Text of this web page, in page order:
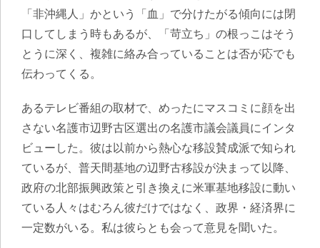
「非沖縄人」かという「血」で分けたがる傾向には閉
口してしまう時もあるが、「苛立ち」の根っこはそう
とうに深く、複雑に絡み合っていることは否が応でも
伝わってくる。
あるテレビ番組の取材で、めったにマスコミに顔を出
さない名護市辺野古区選出の名護市議会議員にインタ
ビューした。彼は以前から熱心な移設賛成派で知られ
ているが、普天間基地の辺野古移設が決まって以降、
政府の北部振興政策と引き換えに米軍基地移設に動い
ている人々はむろん彼だけではなく、政界・経済界に
一定数がいる。私は彼らとも会って意見を聞いた。